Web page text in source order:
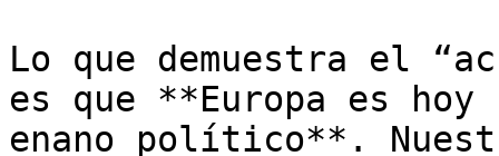
Lo que demuestra el
es que **Europa es hoy
enano político**.